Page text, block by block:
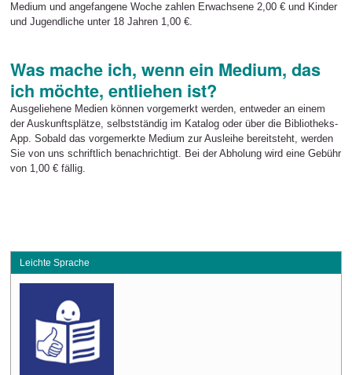
Medium und angefangene Woche zahlen Erwachsene 2,00 € und Kinder
und Jugendliche unter 18 Jahren 1,00 €.
Was mache ich, wenn ein Medium, das
ich möchte, entliehen ist?
Ausgeliehene Medien können vorgemerkt werden, entweder an einem
der Auskunftsplätze, selbstständig im Katalog oder über die Bibliotheks-
App. Sobald das vorgemerkte Medium zur Ausleihe bereitsteht, werden
Sie von uns schriftlich benachrichtigt. Bei der Abholung wird eine Gebühr
von 1,00 € fällig.
Leichte Sprache